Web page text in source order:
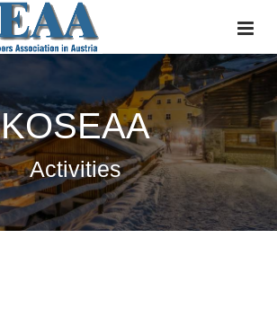
KOSEAA
Activities